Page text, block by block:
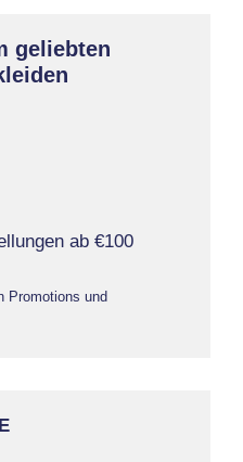
geliebten
ab €100
Promotions und